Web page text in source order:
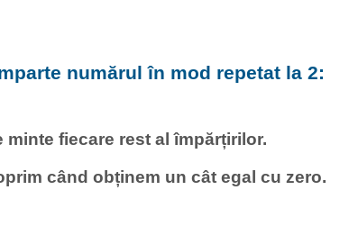
numărul în mod repetat la 2:
minte fiecare rest al împărțirilor.
când obținem un cât egal cu zero.